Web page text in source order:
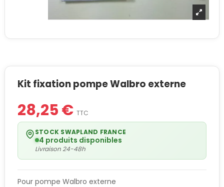
Kit fixation pompe Walbro externe
28,25 € TTC
STOCK SWAPLAND FRANCE
4 produits disponibles
Livraison 24-48h
Pour pompe Walbro externe